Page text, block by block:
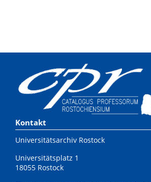
Kontakt
Universitätsarchiv Rostock
Universitätsplatz 1
18055 Rostock